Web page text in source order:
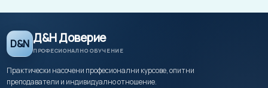
D&N Д&Н Доверие
ПРОФЕСИОНАЛНО ОБУЧЕНИЕ
Практически насочени професионални курсове, опитни
преподаватели и индивидуално отношение.